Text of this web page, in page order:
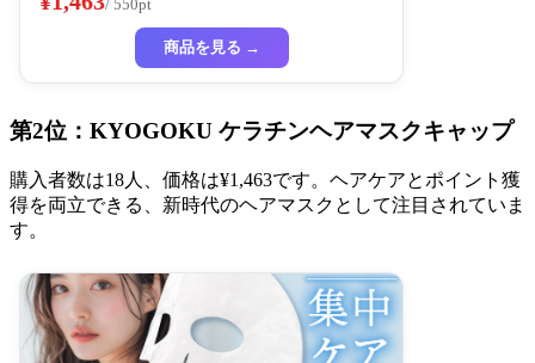
/ 550pt
商品を見る →
第2位：KYOGOKU ケラチンヘアマスクキャップ
購入者数は18人、価格は¥1,463です。ヘアケアとポイント獲
得を両立できる、新時代のヘアマスクとして注目されていま
す。